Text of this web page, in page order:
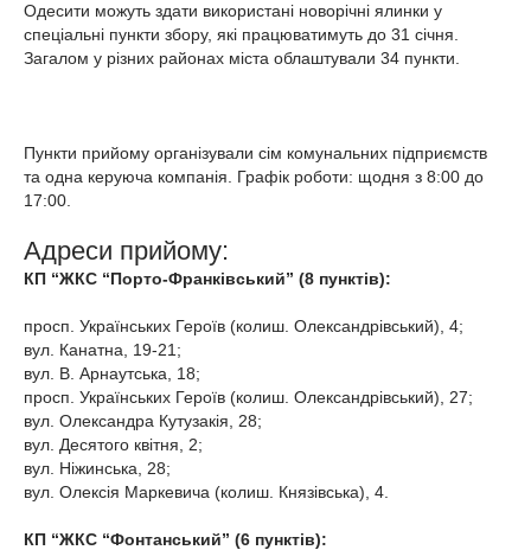
Одесити можуть здати використані новорічні ялинки у
спеціальні пункти збору, які працюватимуть до 31 січня.
Загалом у різних районах міста облаштували 34 пункти.
Пункти прийому організували сім комунальних підприємств
та одна керуюча компанія. Графік роботи: щодня з 8:00 до
17:00.
Адреси прийому:
КП “ЖКС “Порто-Франківський” (8 пунктів):
просп. Українських Героїв (колиш. Олександрівський), 4;
вул. Канатна, 19-21;
вул. В. Арнаутська, 18;
просп. Українських Героїв (колиш. Олександрівський), 27;
вул. Олександра Кутузакія, 28;
вул. Десятого квітня, 2;
вул. Ніжинська, 28;
вул. Олексія Маркевича (колиш. Князівська), 4.
КП “ЖКС “Фонтанський” (6 пунктів):